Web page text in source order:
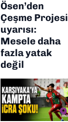
Ösen’den
Çeşme Projesi
uyarısı:
Mesele daha
fazla yatak
değil